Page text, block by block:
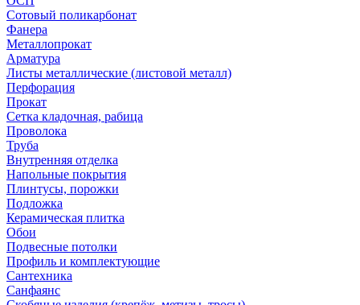
Сотовый поликарбонат
Фанера
Металлопрокат
Арматура
Листы металлические (листовой металл)
Перфорация
Прокат
Сетка кладочная, рабица
Проволока
Труба
Внутренняя отделка
Напольные покрытия
Плинтусы, порожки
Подложка
Керамическая плитка
Обои
Подвесные потолки
Профиль и комплектующие
Сантехника
Санфаянс